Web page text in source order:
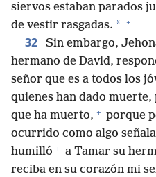
siervos estaban parados
de vestir rasgadas. * +
32 Sin embargo,
hermano de David,
señor que es a todos los
quienes han dado
que ha muerto, + porque
ocurrido como algo
humilló + a Tamar su
reciba en su corazón mi